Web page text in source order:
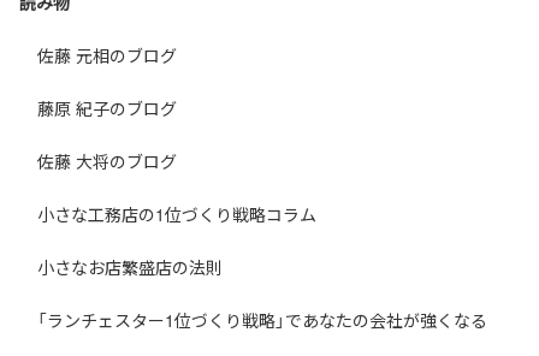
佐藤 元相のブログ
藤原 紀子のブログ
佐藤 大将のブログ
小さな工務店の1位づくり戦略コラム
小さなお店繁盛店の法則
「ランチェスター1位づくり戦略」であなたの会社が強くなる